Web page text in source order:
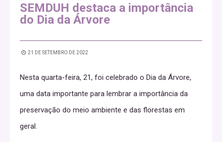
SEMDUH destaca a importância
do Dia da Árvore
21 DE SETEMBRO DE 2022
Nesta quarta-feira, 21, foi celebrado o Dia da Árvore,
uma data importante para lembrar a importância da
preservação do meio ambiente e das florestas em
geral.